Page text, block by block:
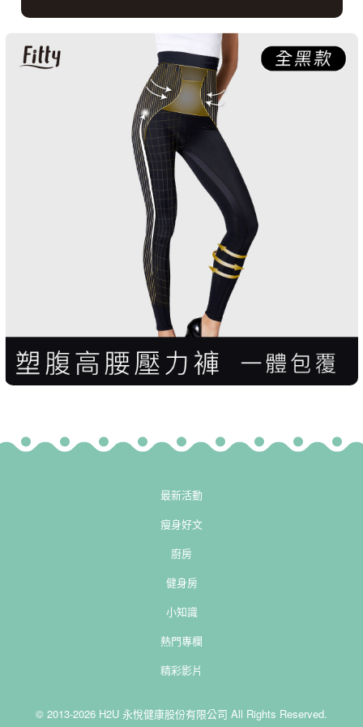
最新活動
瘦身好文
廚房
健身房
小知識
熱門專欄
精彩影片
© 2013-2026 H2U 永悅健康股份有限公司 All Rights Reserved.